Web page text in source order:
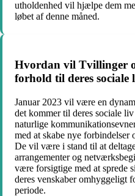
utholdenhed vil hjælpe dem
løbet af denne måned.
Hvordan vil Tvillinger
forhold til deres
Januar 2023 vil være en
det kommer til deres sociale
naturlige
med at skabe nye forbindelser
De vil være i stand til at
arrangementer og
være forsigtige med at sprede
deres venskaber omhyggeligt
periode.